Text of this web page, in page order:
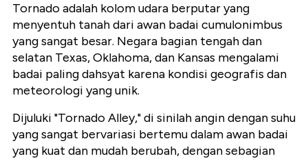
Tornado adalah kolom udara berputar yang
menyentuh tanah dari awan badai cumulonimbus
yang sangat besar. Negara bagian tengah dan
selatan Texas, Oklahoma, dan Kansas mengalami
badai paling dahsyat karena kondisi geografis dan
meteorologi yang unik.
Dijuluki "Tornado Alley," di sinilah angin dengan suhu
yang sangat bervariasi bertemu dalam awan badai
yang kuat dan mudah berubah, dengan sebagian